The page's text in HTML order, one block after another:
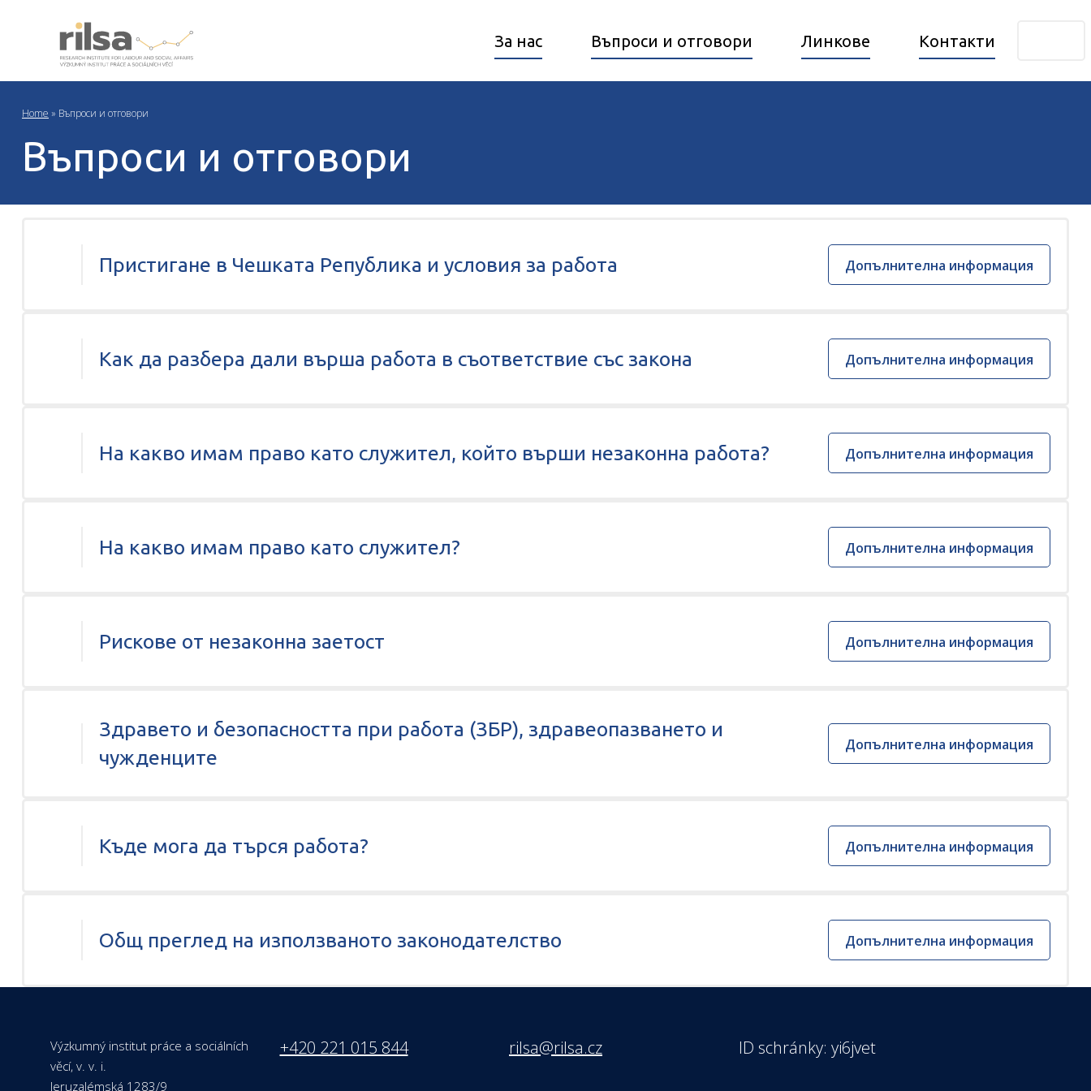
За нас Въпроси и отговори Линкове Контакти
Home » Въпроси и отговори
Въпроси и отговори
Пристигане в Чешката Република и условия за работа Допълнителна информация
Как да разбера дали върша работа в съответствие със закона Допълнителна информация
На какво имам право като служител, който върши незаконна работа? Допълнителна информация
На какво имам право като служител? Допълнителна информация
Рискове от незаконна заетост Допълнителна информация
Здравето и безопасността при работа (ЗБР), здравеопазването и
чужденците
Допълнителна информация
Къде мога да търся работа? Допълнителна информация
Общ преглед на използваното законодателство Допълнителна информация
Výzkumný institut práce a sociálních
věcí, v. v. i.
Jeruzalémská 1283/9
+420 221 015 844 rilsa@rilsa.cz ID schránky: yi6jvet